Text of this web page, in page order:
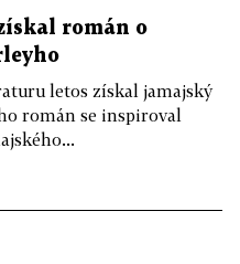
román o
letos získal jamajský
román se inspiroval